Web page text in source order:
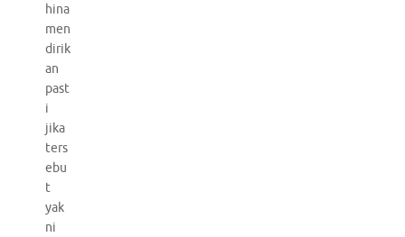
hina
men
dirik
an
past
i
jika
ters
ebu
t
yak
ni